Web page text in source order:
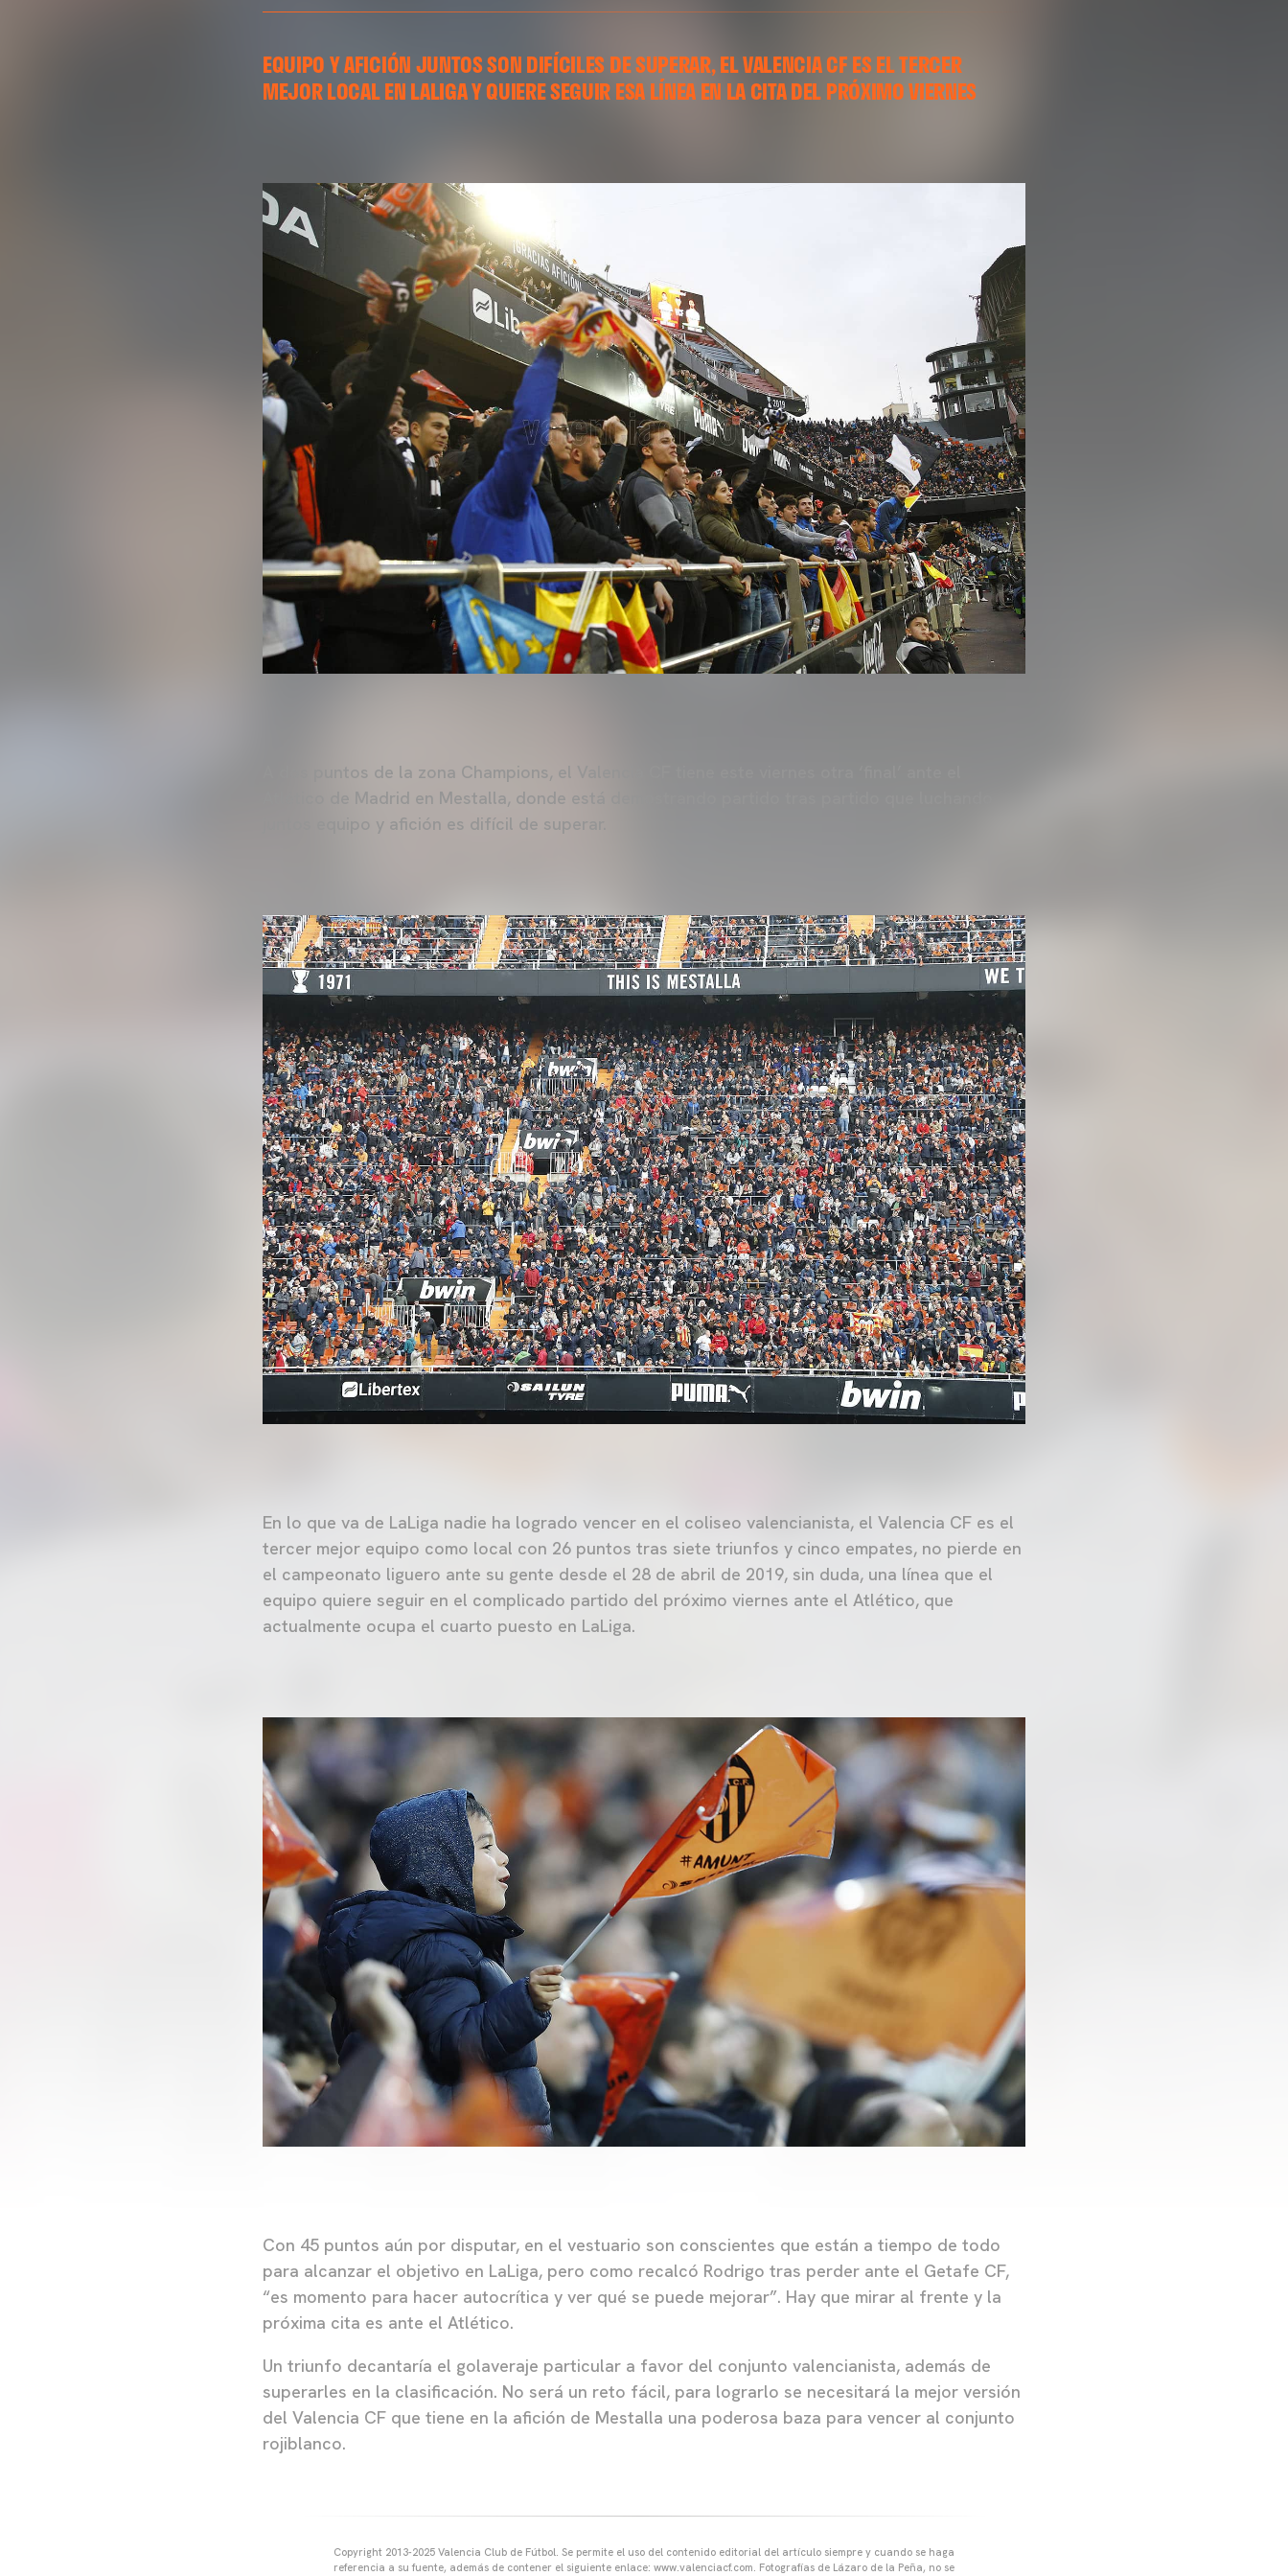
EQUIPO Y AFICIÓN JUNTOS SON DIFÍCILES DE SUPERAR, EL VALENCIA CF ES EL TERCER
MEJOR LOCAL EN LALIGA Y QUIERE SEGUIR ESA LÍNEA EN LA CITA DEL PRÓXIMO VIERNES
A dos puntos de la zona Champions, el Valencia CF tiene este viernes otra ‘final’ ante el
Atlético de Madrid en Mestalla, donde está demostrando partido tras partido que luchando
juntos equipo y afición es difícil de superar.
En lo que va de LaLiga nadie ha logrado vencer en el coliseo valencianista, el Valencia CF es el
tercer mejor equipo como local con 26 puntos tras siete triunfos y cinco empates, no pierde en
el campeonato liguero ante su gente desde el 28 de abril de 2019, sin duda, una línea que el
equipo quiere seguir en el complicado partido del próximo viernes ante el Atlético, que
actualmente ocupa el cuarto puesto en LaLiga.
Con 45 puntos aún por disputar, en el vestuario son conscientes que están a tiempo de todo
para alcanzar el objetivo en LaLiga, pero como recalcó Rodrigo tras perder ante el Getafe CF,
“es momento para hacer autocrítica y ver qué se puede mejorar”. Hay que mirar al frente y la
próxima cita es ante el Atlético.
Un triunfo decantaría el golaveraje particular a favor del conjunto valencianista, además de
superarles en la clasificación. No será un reto fácil, para lograrlo se necesitará la mejor versión
del Valencia CF que tiene en la afición de Mestalla una poderosa baza para vencer al conjunto
rojiblanco.
Copyright 2013-2025 Valencia Club de Fútbol. Se permite el uso del contenido editorial del artículo siempre y cuando se haga
referencia a su fuente, además de contener el siguiente enlace: www.valenciacf.com. Fotografías de Lázaro de la Peña, no se